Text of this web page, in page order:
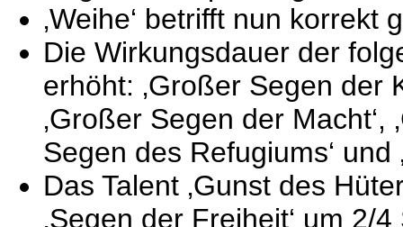
‚Weihe‘ betrifft nun korrekt
Die Wirkungsdauer der
erhöht: ‚Großer Segen der
‚Großer Segen der Macht‘,
Segen des Refugiums‘ und
Das Talent ‚Gunst des
‚Segen der Freiheit‘ um 2/